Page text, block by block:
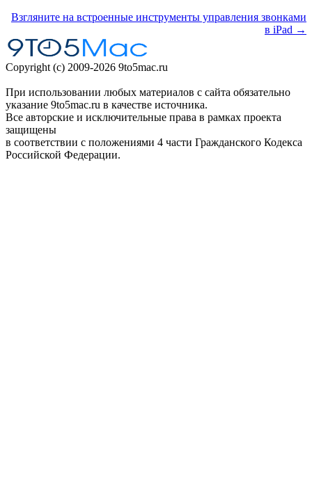
Взгляните на встроенные инструменты управления звонками
в iPad →
Copyright (c) 2009-2026 9to5mac.ru
При использовании любых материалов с сайта обязательно
указание 9to5mac.ru в качестве источника.
Все авторские и исключительные права в рамках проекта
защищены
в соответствии с положениями 4 части Гражданского Кодекса
Российской Федерации.